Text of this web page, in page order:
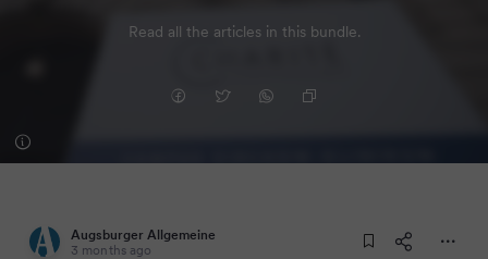
Read all the articles in this bundle.
Augsburger Allgemeine
3 months ago